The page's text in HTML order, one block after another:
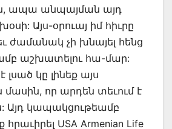
ապա անպայման այդ
Այս-օրուայ իմ հիւրը
չի խնայել հենց
աշխատելու հա-մար:
լսած կը լինեք այս
որ արդեն տեւում է
Այդ կապակցութեամբ
հրաւիրել USA Armenian Life